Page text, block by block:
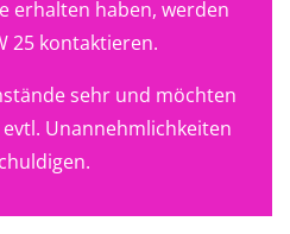
erhalten haben, werden
25 kontaktieren.
sehr und möchten
Unannehmlichkeiten